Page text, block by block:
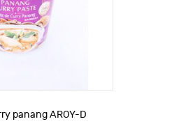
panang AROY-D